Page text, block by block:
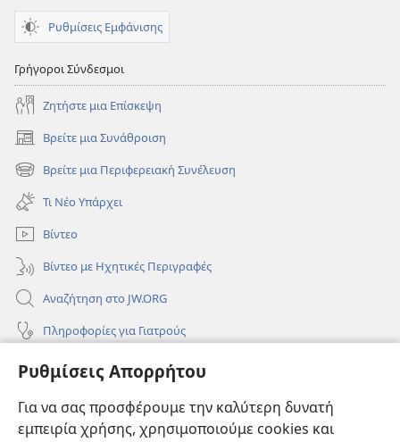
Ρυθμίσεις Απορρήτου
Για να σας προσφέρουμε την καλύτερη δυνατή
εμπειρία χρήσης, χρησιμοποιούμε cookies και
Ρυθμίσεις Εμφάνισης
Γρήγοροι Σύνδεσμοι
Ζητήστε μια Επίσκεψη
Βρείτε μια Συνάθροιση
(ανοίγει
νέο
παράθυρο)
Βρείτε μια Περιφερειακή Συνέλευση
(ανοίγει
νέο
παράθυρο)
Τι Νέο Υπάρχει
Βίντεο
Βίντεο με Ηχητικές Περιγραφές
Αναζήτηση στο JW.ORG
Πληροφορίες για Γιατρούς
Πληροφορίες για Επίσημους Φορείς και ΜΜΕ